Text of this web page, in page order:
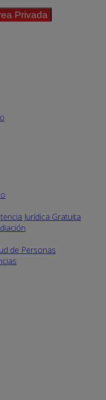
Privada
Jurídica Gratuita
de Personas